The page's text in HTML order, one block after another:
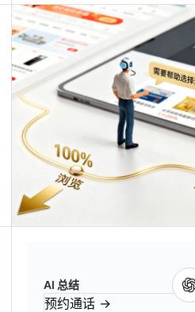
AI 总结
预约通话 →